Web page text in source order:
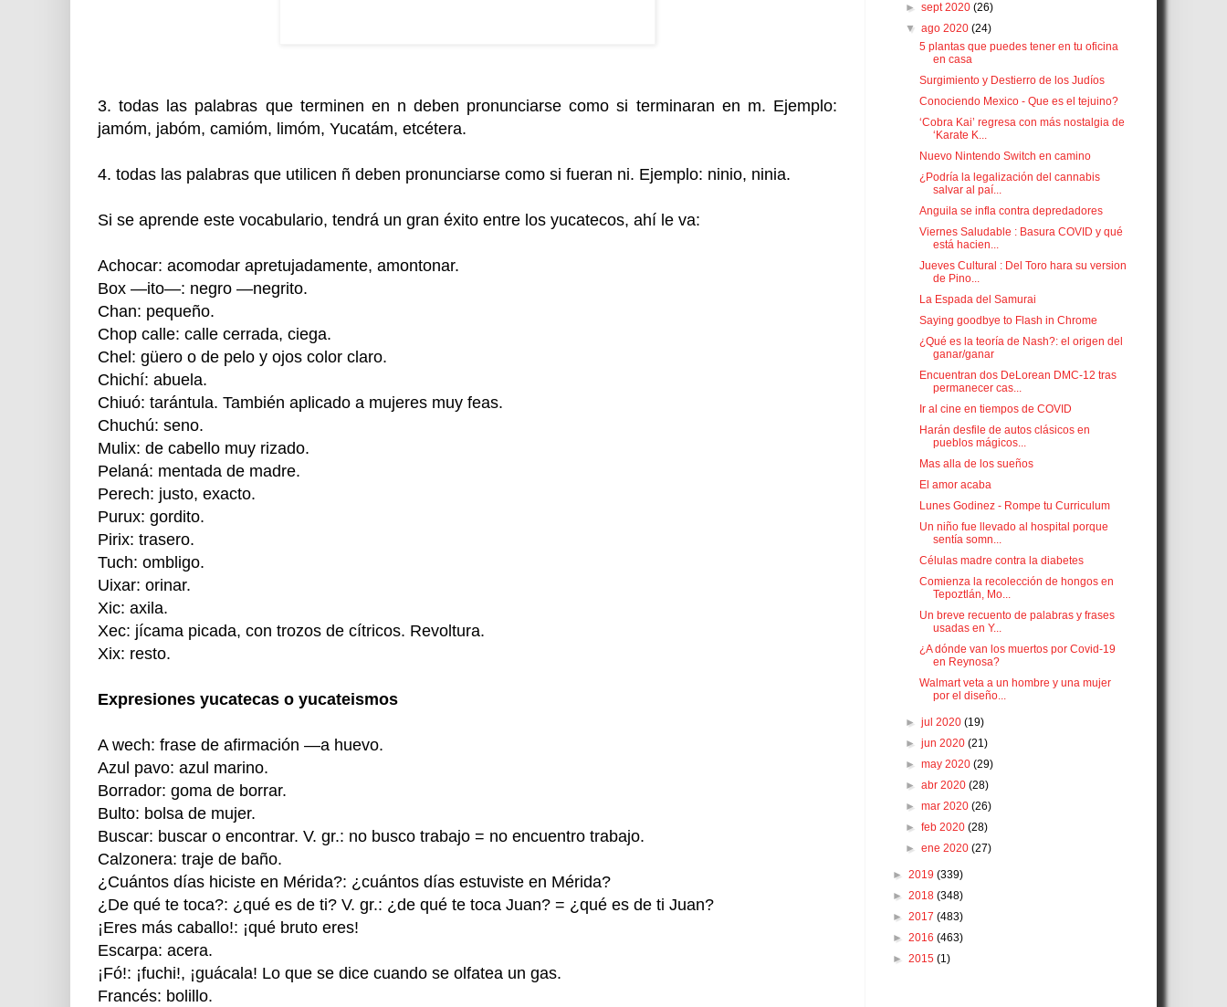
3. todas las palabras que terminen en n deben pronunciarse como si terminaran en m. Ejemplo:
jamóm, jabóm, camióm, limóm, Yucatám, etcétera.
4. todas las palabras que utilicen ñ deben pronunciarse como si fueran ni. Ejemplo: ninio, ninia.
Si se aprende este vocabulario, tendrá un gran éxito entre los yucatecos, ahí le va:
Achocar: acomodar apretujadamente, amontonar.
Box —ito—: negro —negrito.
Chan: pequeño.
Chop calle: calle cerrada, ciega.
Chel: güero o de pelo y ojos color claro.
Chichí: abuela.
Chiuó: tarántula. También aplicado a mujeres muy feas.
Chuchú: seno.
Mulix: de cabello muy rizado.
Pelaná: mentada de madre.
Perech: justo, exacto.
Purux: gordito.
Pirix: trasero.
Tuch: ombligo.
Uixar: orinar.
Xic: axila.
Xec: jícama picada, con trozos de cítricos. Revoltura.
Xix: resto.
Expresiones yucatecas o yucateismos
A wech: frase de afirmación —a huevo.
Azul pavo: azul marino.
Borrador: goma de borrar.
Bulto: bolsa de mujer.
Buscar: buscar o encontrar. V. gr.: no busco trabajo = no encuentro trabajo.
Calzonera: traje de baño.
¿Cuántos días hiciste en Mérida?: ¿cuántos días estuviste en Mérida?
¿De qué te toca?: ¿qué es de ti? V. gr.: ¿de qué te toca Juan? = ¿qué es de ti Juan?
¡Eres más caballo!: ¡qué bruto eres!
Escarpa: acera.
¡Fó!: ¡fuchi!, ¡guácala! Lo que se dice cuando se olfatea un gas.
Francés: bolillo.
►sept 2020(26)
▼ago 2020(24)
5 plantas que puedes tener en tu oficina
en casa
Surgimiento y Destierro de los Judíos
Conociendo Mexico - Que es el tejuino?
‘Cobra Kai’ regresa con más nostalgia de
‘Karate K...
Nuevo Nintendo Switch en camino
¿Podría la legalización del cannabis
salvar al paí...
Anguila se infla contra depredadores
Viernes Saludable : Basura COVID y qué
está hacien...
Jueves Cultural : Del Toro hara su version
de Pino...
La Espada del Samurai
Saying goodbye to Flash in Chrome
¿Qué es la teoría de Nash?: el origen del
ganar/ganar
Encuentran dos DeLorean DMC-12 tras
permanecer cas...
Ir al cine en tiempos de COVID
Harán desfile de autos clásicos en
pueblos mágicos...
Mas alla de los sueños
El amor acaba
Lunes Godinez - Rompe tu Curriculum
Un niño fue llevado al hospital porque
sentía somn...
Células madre contra la diabetes
Comienza la recolección de hongos en
Tepoztlán, Mo...
Un breve recuento de palabras y frases
usadas en Y...
¿A dónde van los muertos por Covid-19
en Reynosa?
Walmart veta a un hombre y una mujer
por el diseño...
►jul 2020(19)
►jun 2020(21)
►may 2020(29)
►abr 2020(28)
►mar 2020(26)
►feb 2020(28)
►ene 2020(27)
► 2019 (339)
► 2018 (348)
► 2017 (483)
► 2016 (463)
► 2015 (1)